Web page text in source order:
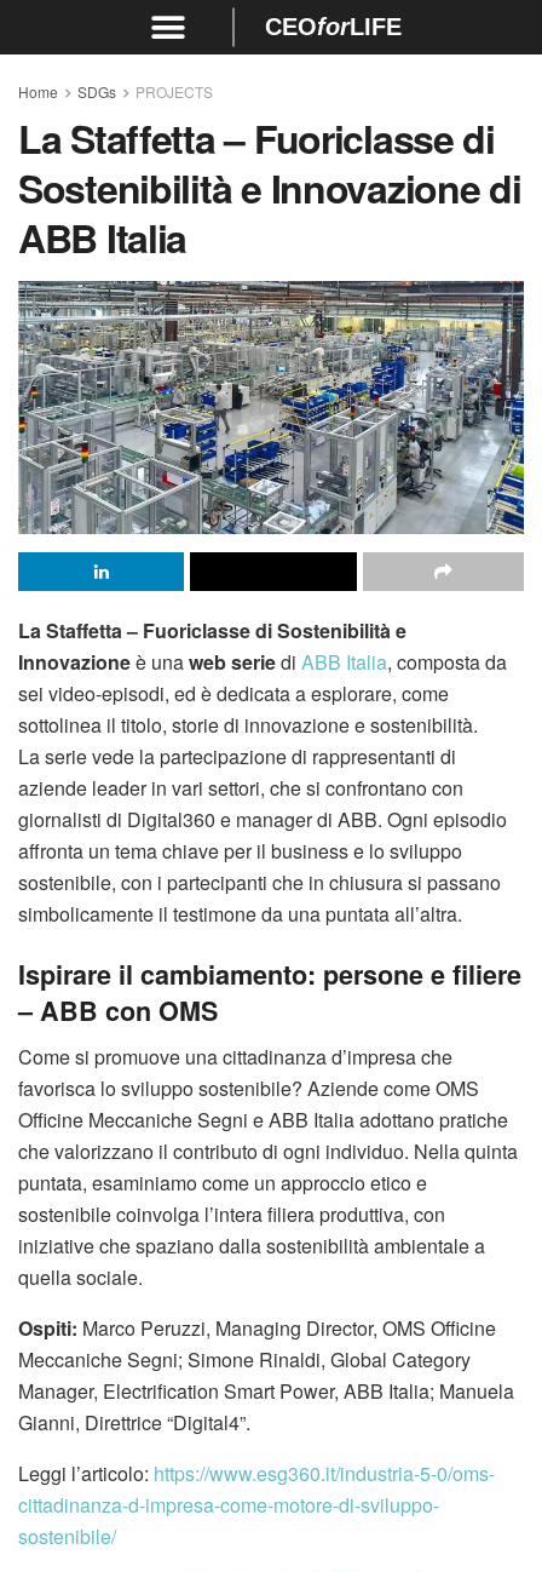
CEOforLIFE
Home SDGs PROJECTS
La Staffetta – Fuoriclasse di
Sostenibilità e Innovazione di
ABB Italia
La Staffetta – Fuoriclasse di Sostenibilità e
Innovazioneè unaweb seriedi ABB Italia, composta da
sei video-episodi, ed è dedicata a esplorare, come
sottolinea il titolo, storie di innovazione e sostenibilità.
La serie vede la partecipazione di rappresentanti di
aziende leader in vari settori, che si confrontano con
giornalisti di Digital360 e manager di ABB. Ogni episodio
affronta un tema chiave per il business e lo sviluppo
sostenibile, con i partecipanti che in chiusura si passano
simbolicamente il testimone da una puntata all’altra.
Ispirare il cambiamento: persone e filiere
– ABB con OMS
Come si promuove una cittadinanza d’impresa che
favorisca lo sviluppo sostenibile? Aziende come OMS
Officine Meccaniche Segni e ABB Italia adottano pratiche
che valorizzano il contributo di ogni individuo. Nella quinta
puntata, esaminiamo come un approccio etico e
sostenibile coinvolga l’intera filiera produttiva, con
iniziative che spaziano dalla sostenibilità ambientale a
quella sociale.
Ospiti: Marco Peruzzi, Managing Director, OMS Officine
Meccaniche Segni; Simone Rinaldi, Global Category
Manager, Electrification Smart Power, ABB Italia; Manuela
Gianni, Direttrice “Digital4”.
Leggi l’articolo: https://www.esg360.it/industria-5-0/oms-
cittadinanza-d-impresa-come-motore-di-sviluppo-
sostenibile/